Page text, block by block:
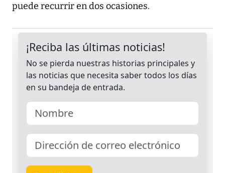
puede recurrir en dos ocasiones.